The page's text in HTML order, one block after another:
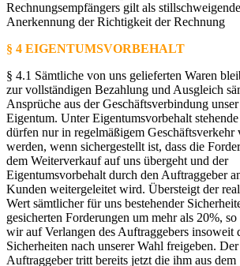
Rechnungsempfängers gilt als stillschweigende
Anerkennung der Richtigkeit der Rechnung
§ 4 EIGENTUMSVORBEHALT
§ 4.1 Sämtliche von uns gelieferten Waren
zur vollständigen Bezahlung und Ausgleich
Ansprüche aus der Geschäftsverbindung unser
Eigentum. Unter Eigentumsvorbehalt
dürfen nur in regelmäßigem Geschäftsverkehr
werden, wenn sichergestellt ist, dass die
dem Weiterverkauf auf uns übergeht und der
Eigentumsvorbehalt durch den Auftraggeber
Kunden weitergeleitet wird. Übersteigt der
Wert sämtlicher für uns bestehender
gesicherten Forderungen um mehr als 20%,
wir auf Verlangen des Auftraggebers insoweit
Sicherheiten nach unserer Wahl freigeben. Der
Auftraggeber tritt bereits jetzt die ihm aus dem